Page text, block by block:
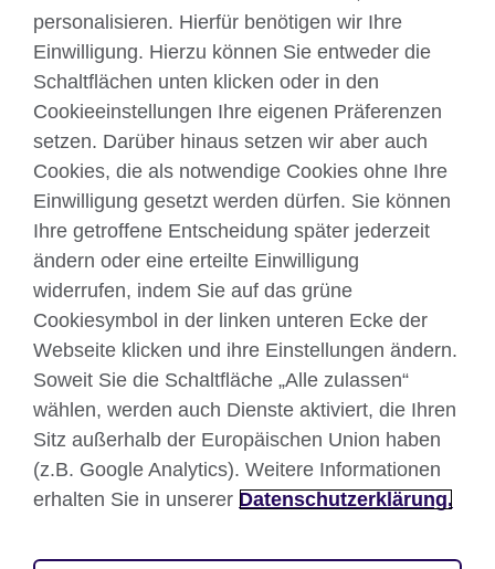
Englisch unterrichten
Kontakt
Facebook Twitter
YouTube
TikTok
British Council global
Datenschutzerklärung
Nutzungsbedingungen
Your comments and complaints
Cookies
personalisieren. Hierfür benötigen wir Ihre
Einwilligung. Hierzu können Sie entweder die
Schaltflächen unten klicken oder in den
Cookieeinstellungen Ihre eigenen Präferenzen
setzen. Darüber hinaus setzen wir aber auch
Cookies, die als notwendige Cookies ohne Ihre
Einwilligung gesetzt werden dürfen. Sie können
Ihre getroffene Entscheidung später jederzeit
ändern oder eine erteilte Einwilligung
widerrufen, indem Sie auf das grüne
Cookiesymbol in der linken unteren Ecke der
Webseite klicken und ihre Einstellungen ändern.
Soweit Sie die Schaltfläche „Alle zulassen“
wählen, werden auch Dienste aktiviert, die Ihren
Sitz außerhalb der Europäischen Union haben
(z.B. Google Analytics). Weitere Informationen
erhalten Sie in unserer Datenschutzerklärung.